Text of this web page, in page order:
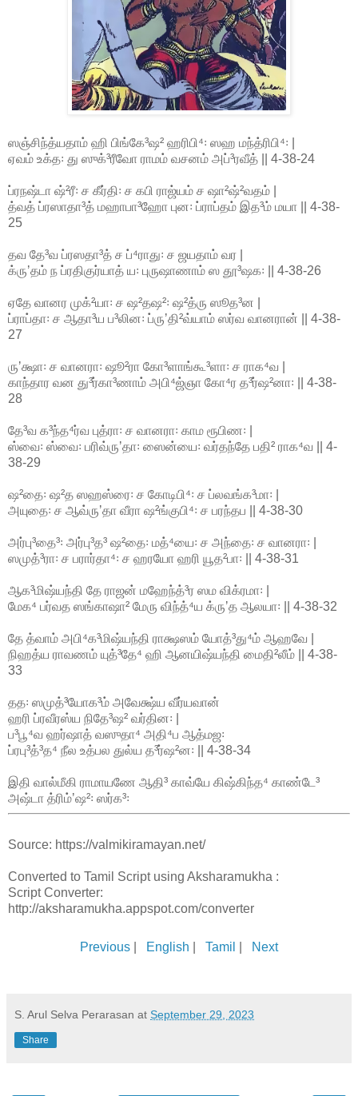
ஸஞ்சிந்த்யதாம் ஹி பிங்கே³ஷ² ஹரிபி⁴꞉ ஸஹ மந்த்ரிபி⁴꞉ |
ஏவம் உக்த꞉ து ஸுக்³ரீவோ ராமம் வசனம் அப்³ரவீத் || 4-38-24
ப்ரநஷ்டா ஷ்²ரீ꞉ ச கீர்தி꞉ ச கபி ராஜ்யம் ச ஷா²ஷ்²வதம் |
த்வத் ப்ரஸாதா³த் மஹாபா³ஹோ புன꞉ ப்ராப்தம் இத³ம் மயா || 4-38-
25
தவ தே³வ ப்ரஸதா³த் ச ப்⁴ராது꞉ ச ஜயதாம் வர |
க்ருʼதம் ந ப்ரதிகுர்யாத் ய꞉ புருஷாணாம் ஸ தூ³ஷக꞉ || 4-38-26
ஏதே வானர முக்²யா꞉ ச ஷ²தஷ²꞉ ஷ²த்ரு ஸூத³ன |
ப்ராப்தா꞉ ச ஆதா³ய ப³லின꞉ ப்ருʼதி²வ்யாம் ஸர்வ வானரான் || 4-38-
27
ருʼக்ஷா꞉ ச வானரா꞉ ஷூ²ரா கோ³ளாங்கூ³ளா꞉ ச ராக⁴வ |
காந்தார வன து³ர்கா³ணாம் அபி⁴ஜ்ஞா கோ⁴ர த³ர்ஷ²னா꞉ || 4-38-
28
தே³வ க³ந்த⁴ர்வ புத்ரா꞉ ச வானரா꞉ காம ரூபிண꞉ |
ஸ்வை꞉ ஸ்வை꞉ பரிவ்ருʼதா꞉ ஸைன்யை꞉ வர்தந்தே பதி² ராக⁴வ || 4-
38-29
ஷ²தை꞉ ஷ²த ஸஹஸ்ரை꞉ ச கோடிபி⁴꞉ ச ப்லவங்க³மா꞉ |
அயுதை꞉ ச ஆவ்ருʼதா வீரா ஷ²ங்குபி⁴꞉ ச பரந்தப || 4-38-30
அர்பு³தை³꞉ அர்பு³த³ ஷ²தை꞉ மத்⁴யை꞉ ச அந்தை꞉ ச வானரா꞉ |
ஸமுத்³ரா꞉ ச பரார்தா⁴꞉ ச ஹரயோ ஹரி யூத²பா꞉ || 4-38-31
ஆக³மிஷ்யந்தி தே ராஜன் மஹேந்த்³ர ஸம விக்ரமா꞉ |
மேக⁴ பர்வத ஸங்காஷா² மேரு விந்த்⁴ய க்ருʼத ஆலயா꞉ || 4-38-32
தே த்வாம் அபி⁴க³மிஷ்யந்தி ராக்ஷஸம் யோத்³து⁴ம் ஆஹவே |
நிஹத்ய ராவணம் யுத்³தே⁴ ஹி ஆனயிஷ்யந்தி மைதி²லீம் || 4-38-
33
தத꞉ ஸமுத்³யோக³ம் அவேக்ஷ்ய வீர்யவான்
ஹரி ப்ரவீரஸ்ய நிதே³ஷ² வர்தின꞉ |
ப³பூ⁴வ ஹர்ஷாத் வஸுதா⁴ அதி⁴ப ஆத்மஜ꞉
ப்ரபு³த்³த⁴ நீல உத்பல துல்ய த³ர்ஷ²ன꞉ || 4-38-34
இதி வால்மீகி ராமாயணே ஆதி³ காவ்யே கிஷ்கிந்த⁴ காண்டே³
அஷ்டா த்ரிம்ʼஷ²꞉ ஸர்க³꞉
Source: https://valmikiramayan.net/
Converted to Tamil Script using Aksharamukha :
Script Converter:
http://aksharamukha.appspot.com/converter
Previous English Tamil Next
S. Arul Selva Perarasan at September 29, 2023
Share